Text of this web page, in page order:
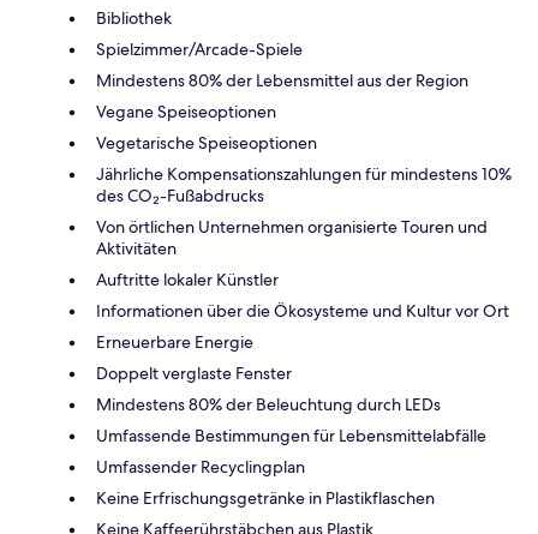
Bibliothek
Spielzimmer/Arcade-Spiele
Mindestens 80% der Lebensmittel aus der Region
Vegane Speiseoptionen
Vegetarische Speiseoptionen
Jährliche Kompensationszahlungen für mindestens 10%
des CO₂-Fußabdrucks
Von örtlichen Unternehmen organisierte Touren und
Aktivitäten
Auftritte lokaler Künstler
Informationen über die Ökosysteme und Kultur vor Ort
Erneuerbare Energie
Doppelt verglaste Fenster
Mindestens 80% der Beleuchtung durch LEDs
Umfassende Bestimmungen für Lebensmittelabfälle
Umfassender Recyclingplan
Keine Erfrischungsgetränke in Plastikflaschen
Keine Kaffeerührstäbchen aus Plastik